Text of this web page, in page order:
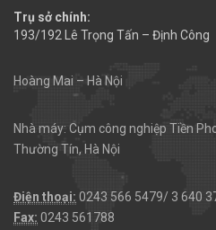
Trụ sở chính:
193/192 Lê Trọng Tấn – Định Công
Hoàng Mai – Hà Nội
Nhà máy: Cụm công nghiệp Tiền
Thường Tín, Hà Nội
Điện thoại: 0243 566 5479/ 3 640
Fax: 0243 561788